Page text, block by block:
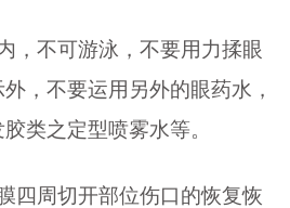
，不可游泳，不要用力揉眼
，不要运用另外的眼药水，
类之定型喷雾水等。
四周切开部位伤口的恢复恢